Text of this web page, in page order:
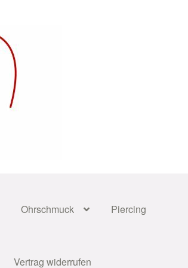
Ohrschmuck Piercing
Vertrag widerrufen